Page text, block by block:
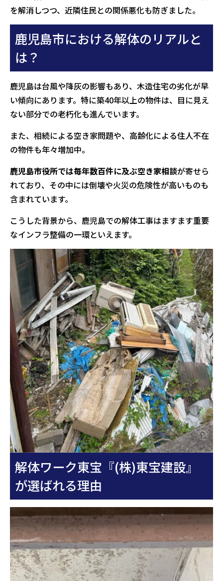
を解消しつつ、近隣住民との関係悪化も防ぎました。
鹿児島市における解体のリアルと
は？
鹿児島は台風や降灰の影響もあり、木造住宅の劣化が早
い傾向にあります。特に築40年以上の物件は、目に見え
ない部分での老朽化も進んでいます。
また、相続による空き家問題や、高齢化による住人不在
の物件も年々増加中。
鹿児島市役所では毎年数百件に及ぶ空き家相談が寄せら
れており、その中には倒壊や火災の危険性が高いものも
含まれています。
こうした背景から、鹿児島での解体工事はますます重要
なインフラ整備の一環といえます。
解体ワーク東宝『(株)東宝建設』
が選ばれる理由